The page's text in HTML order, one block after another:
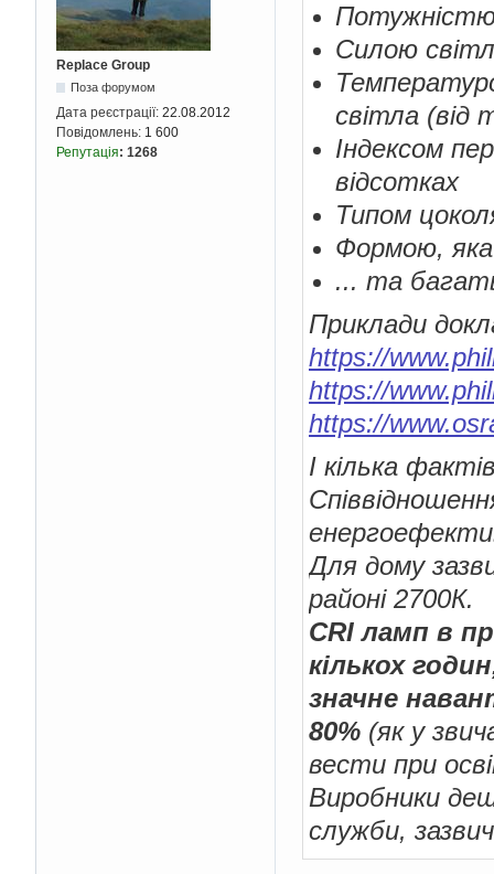
Replace Group
Поза форумом
Дата реєстрації: 22.08.2012
Повідомлень: 1 600
Репутація: 1268
Силою
світла (від
Індексом
відсотках
Типом
Формою, яка
... та
Приклади
https://
https://
https://
І кілька
Для дому
районі 2700К.
CRI ламп в
кількох
значне
80% (як у
вести при
Виробники
служби,